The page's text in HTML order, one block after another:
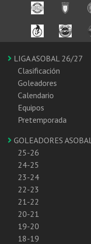
LIGA ASOBAL 26/27
Clasificación
Goleadores
Calendario
Equipos
Pretemporada
GOLEADORES ASOBAL
25-26
24-25
23-24
22-23
21-22
20-21
19-20
18-19